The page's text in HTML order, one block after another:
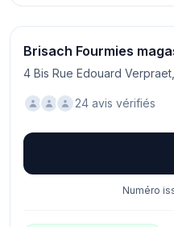
Brisach Fourmies
4 Bis Rue Edouard
24 avis vérifiés
Numéro